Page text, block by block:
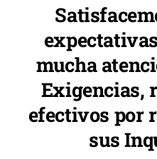
mucha
Exigencias,
efectivos por
sus